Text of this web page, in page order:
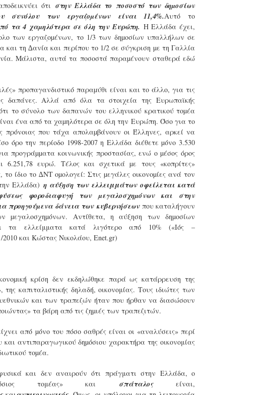
ότι στην Ελλάδα το ποσοστό των δηµοσίων
συνόλου των εργαζοµένων είναι 11,4%.Αυτό το
τα 4 χαµηλότερα σε όλη την Ευρώπη. Η Ελλάδα έχει,
των εργαζοµένων, το 1/3 των δηµοσίων υπαλλήλων σε
και τη ∆ανία και περίπου το 1/2 σε σύγκριση µε τη Γαλλία
Μάλιστα, αυτά τα ποσοστά παραµένουν σταθερά εδώ
προπαγανδιστικό παραµύθι είναι και το άλλο, για τις
δαπάνες. Αλλά από όλα τα στοιχεία της Ευρωπαϊκής
το σύνολο των δαπανών του ελληνικού κρατικού τοµέα
ένα από τα χαµηλότερα σε όλη την Ευρώπη. Όσο για το
πρόνοιας που τάχα απολαµβάνουν οι Έλληνες, αρκεί να
όρο την περίοδο 1998-2007 η Ελλάδα διέθετε µόνο 3.530
προγράµµατα κοινωνικής προστασίας, ενώ ο µέσος όρος
6.251,78 ευρώ. Τέλος και σχετικά µε τους «κοπρίτες»
το ίδιο το ∆ΝΤ οµολογεί: Στις µεγάλες οικονοµίες ανά τον
Ελλάδα) η αύξηση των ελλειμμάτων οφείλεται κατά
φοροδιαφυγή των µεγαλοσχηµόνων και στην
προηγούµενα δάνεια των κυβερνήσεωνπου καταλήγουν
µεγαλοσχηµόνων. Αντίθετα, η αύξηση των δηµοσίων
τα ελλείμματα κατά λιγότερο από 10% («Ιός –
2010 και Κώστας Νικολάου, Enet.gr)
κρίση δεν εκδηλώθηκε παρά ως κατάρρευση της
της καπιταλιστικής δηλαδή, οικονομίας. Τους ιδιώτες των
και των τραπεζών ήταν που ήρθαν να διασώσουν
τα βάρη από τις ζηµιές των τραπεζιτών.
από µόνο του πόσο σαθρές είναι οι «αναλύσεις» περί
αντιπαραγωγικού δηµόσιου χαρακτήρα της οικονομίας
τοµέα.
και δεν αναιρούν ότι πράγματι στην Ελλάδα, ο
τομέας» και σπάταλοςείναι,
Θεσσαλονίκη: Ορκίστηκαν οι 75 νέοι δημοτικοί
αστυνομικοί – Τι τους ζήτησε ο Αγγελούδης
Ενισχύεται το έργο της δημοτικής αστυνομίας στο δήμο
καθώς το πρωί της Τετάρτης 18 Μαρτίου
οι 75 νέοι δημοτικοί αστυνομικοί.
να είμαι σήμερα στην ορκωμοσία τους.
Ξεκίνησαν εδώ και μια εβδομάδα οι αφίξεις των
νεοπροσληφθέντων Δημοτικών Αστυνομικών στους
δήμους και οι ορκωμοσίες τους - Πλήρες
Φωτογραφικό ρεπορτάζ
μέρες ζει ο "οργανισμός" της Δημοτικής Αστυνομίας!
θυμίσουμε ότι κανονικές προσλήψεις στην Δημοτική
έχουν να γίνουν από το 2010. Δεκαέξι ολόκληρα
Και βέβαια, ακόμη και με αυτές τις προσλήψεις, δεν
ούτε τα 2/3 των Δημοτικών Αστυνομικών που
το 2013 προ της κατάργησης της υπηρεσίας με
του σημερινού πρωθυπουργού Κυριάκου Μητσοτάκη. Ας
Δημοτική Αστυνομία Θεσσαλονίκης: Διμηνιαίος
το δίμηνο Ιανουαρίου – Φεβρουαρίου 2026 παρουσιάζει η
Αστυνομία Θεσσαλονίκης, με στόχο την προστασία των
και την ομαλή συμβίωση στην πόλη.
ΣτΕ: Οριστική απόρριψη της επαναφοράς του 13ου
Με την απόφαση αυτή, το ΣτΕ απορρίπτει οριστικά τις
των δημοσίων υπαλλήλων για επαναφορά των